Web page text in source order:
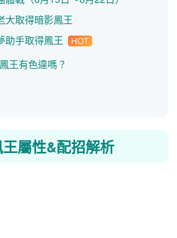
大取得暗影鳳王
助手取得鳳王
王有色違嗎？
屬性&配招解析